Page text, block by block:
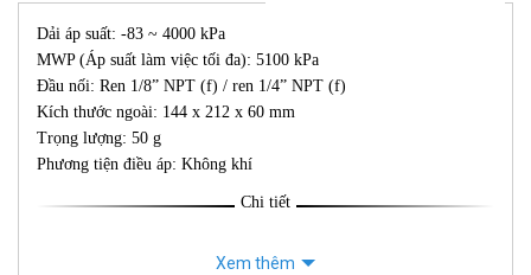
Dải áp suất: -83 ~ 4000 kPa
MWP (Áp suất làm việc tối đa): 5100 kPa
Đầu nối: Ren 1/8” NPT (f) / ren 1/4” NPT (f)
Kích thước ngoài: 144 x 212 x 60 mm
Trọng lượng: 50 g
Phương tiện điều áp: Không khí
Chi tiết
Xem thêm